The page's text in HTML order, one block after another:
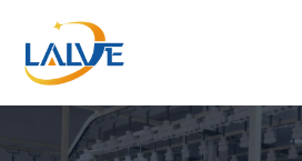
springen